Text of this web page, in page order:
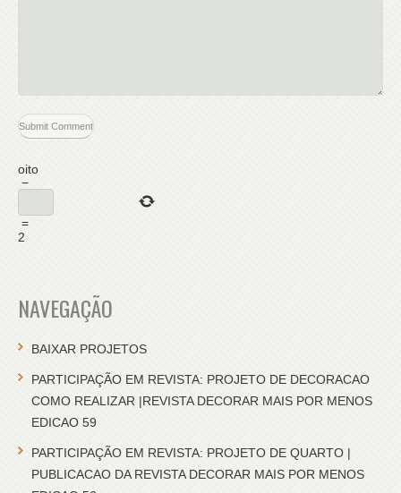
oito
−
=
2
NAVEGAÇÃO
BAIXAR PROJETOS
PARTICIPAÇÃO EM REVISTA: PROJETO DE DECORACAO
COMO REALIZAR |REVISTA DECORAR MAIS POR MENOS
EDICAO 59
PARTICIPAÇÃO EM REVISTA: PROJETO DE QUARTO |
PUBLICACAO DA REVISTA DECORAR MAIS POR MENOS